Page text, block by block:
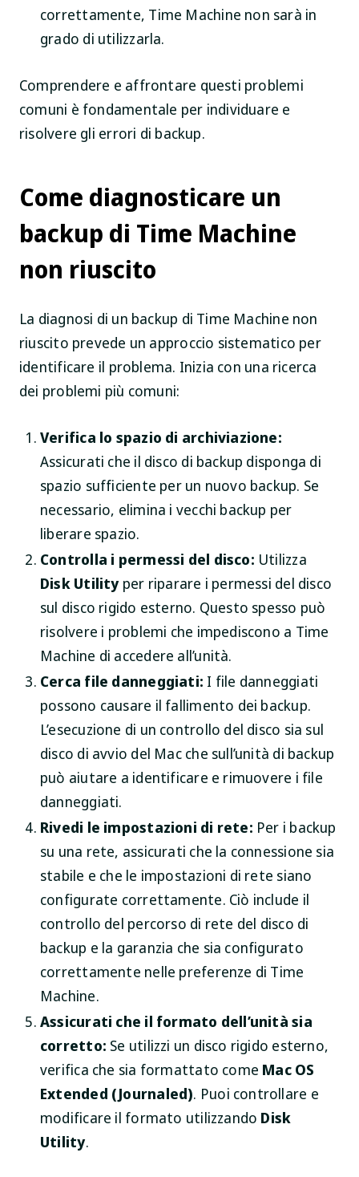
correttamente, Time Machine non sarà in
grado di utilizzarla.
Comprendere e affrontare questi problemi
comuni è fondamentale per individuare e
risolvere gli errori di backup.
Come diagnosticare un
backup di Time Machine
non riuscito
La diagnosi di un backup di Time Machine non
riuscito prevede un approccio sistematico per
identificare il problema. Inizia con una ricerca
dei problemi più comuni:
Verifica lo spazio di archiviazione:
Assicurati che il disco di backup disponga di
spazio sufficiente per un nuovo backup. Se
necessario, elimina i vecchi backup per
liberare spazio.
Controlla i permessi del disco: Utilizza
Disk Utilityper riparare i permessi del disco
sul disco rigido esterno. Questo spesso può
risolvere i problemi che impediscono a Time
Machine di accedere all’unità.
Cerca file danneggiati: I file danneggiati
possono causare il fallimento dei backup.
L’esecuzione di un controllo del disco sia sul
disco di avvio del Mac che sull’unità di backup
può aiutare a identificare e rimuovere i file
danneggiati.
Rivedi le impostazioni di rete: Per i backup
su una rete, assicurati che la connessione sia
stabile e che le impostazioni di rete siano
configurate correttamente. Ciò include il
controllo del percorso di rete del disco di
backup e la garanzia che sia configurato
correttamente nelle preferenze di Time
Machine.
Assicurati che il formato dell’unità sia
corretto: Se utilizzi un disco rigido esterno,
verifica che sia formattato come Mac OS
Extended (Journaled). Puoi controllare e
modificare il formato utilizzando Disk
Utility.